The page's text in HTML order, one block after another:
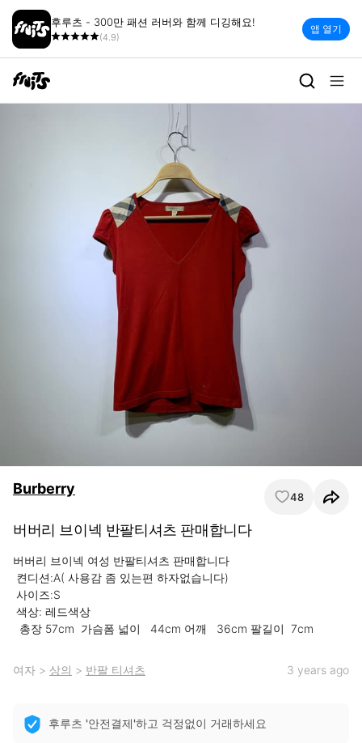
후루츠 - 300만 패션 러버와 함께 디깅해요!
(4.9)
앱 열기
Burberry 48
버버리 브이넥 반팔티셔츠 판매합니다
버버리 브이넥 여성 반팔티셔츠 판매합니다
  총장 57cm  가슴폼 넓이   44cm 어깨   36cm 팔길이  7cm
여자 > 상의 > 반팔 티셔츠 3 years ago
후루츠 '안전결제'하고 걱정없이 거래하세요